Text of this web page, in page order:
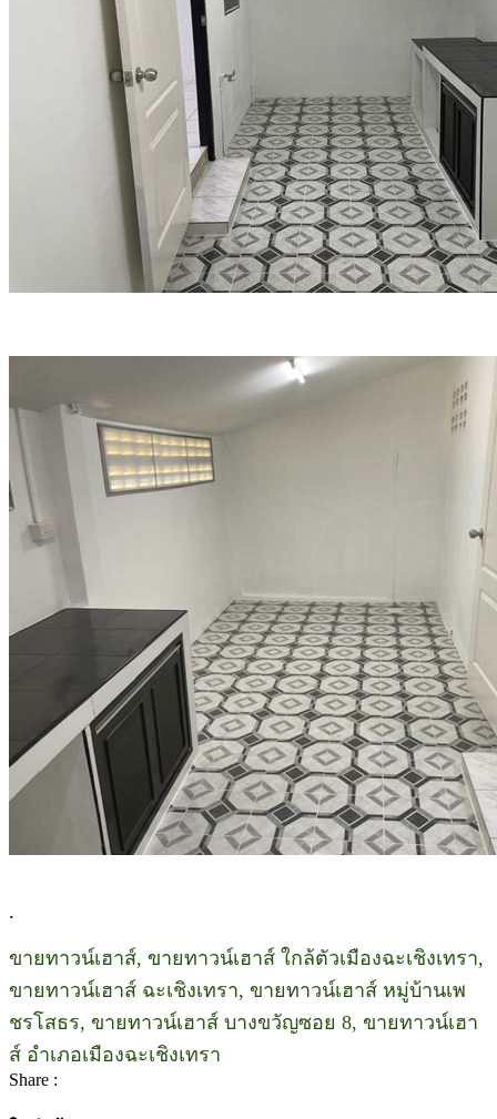
.
ขายทาวน์เฮาส์, ขายทาวน์เฮาส์ ใกล้ตัวเมืองฉะเชิงเทรา,
ขายทาวน์เฮาส์ ฉะเชิงเทรา, ขายทาวน์เฮาส์ หมู่บ้านเพ
ชรโสธร, ขายทาวน์เฮาส์ บางขวัญซอย 8, ขายทาวน์เฮา
ส์ อำเภอเมืองฉะเชิงเทรา
Share :